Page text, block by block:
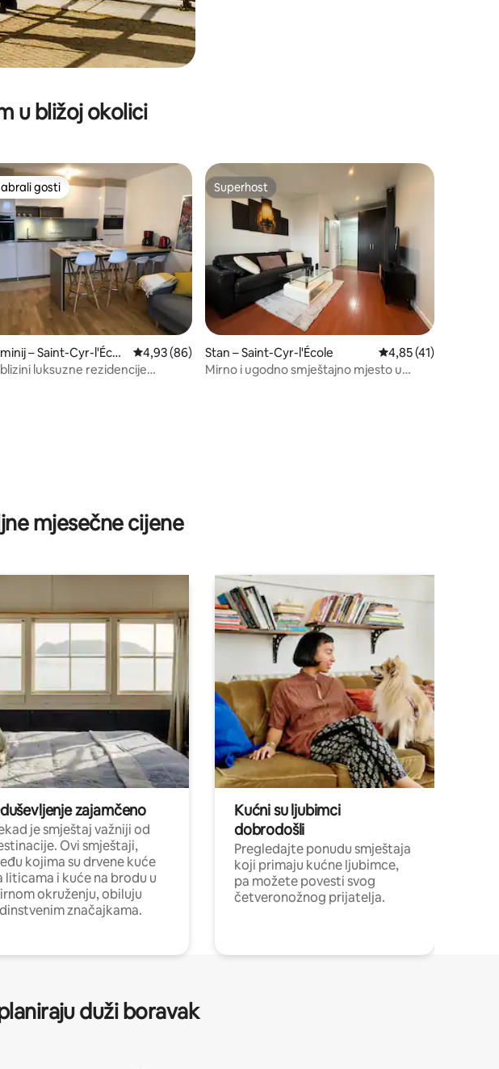
u bližoj okolici
5, recenzija: 5
najviše rangiranima s oznakom „Odabrali gosti”
gosti
– Saint-Cyr-l'Écol
Prosječna ocjena: 4,93/5, recenzija: 86
4,93 (86)
luksuzne rezidencije
Superhost
Superhost
Stan – Saint-Cyr-l'École Prosječna ocjena:
4,85 (41)
Mirno i ugodno smještajno mjesto u
mjesečne cijene
zajamčeno
je smještaj važniji od
Ovi smještaji,
kojima su drvene kuće
liticama i kuće na brodu u
okruženju, obiluju
značajkama.
Kućni su ljubimci
dobrodošli
Pregledajte ponudu smještaja
koji primaju kućne ljubimce,
pa možete povesti svog
četveronožnog prijatelja.
duži boravak